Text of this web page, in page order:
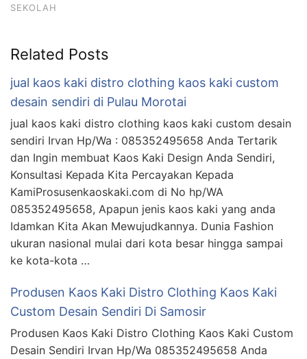
SEKOLAH
Related Posts
jual kaos kaki distro clothing kaos kaki custom
desain sendiri di Pulau Morotai
jual kaos kaki distro clothing kaos kaki custom desain
sendiri Irvan Hp/Wa : 085352495658 Anda Tertarik
dan Ingin membuat Kaos Kaki Design Anda Sendiri,
Konsultasi Kepada Kita Percayakan Kepada
KamiProsusenkaoskaki.com di No hp/WA
085352495658, Apapun jenis kaos kaki yang anda
Idamkan Kita Akan Mewujudkannya. Dunia Fashion
ukuran nasional mulai dari kota besar hingga sampai
ke kota-kota …
Produsen Kaos Kaki Distro Clothing Kaos Kaki
Custom Desain Sendiri Di Samosir
Produsen Kaos Kaki Distro Clothing Kaos Kaki Custom
Desain Sendiri Irvan Hp/Wa 085352495658 Anda